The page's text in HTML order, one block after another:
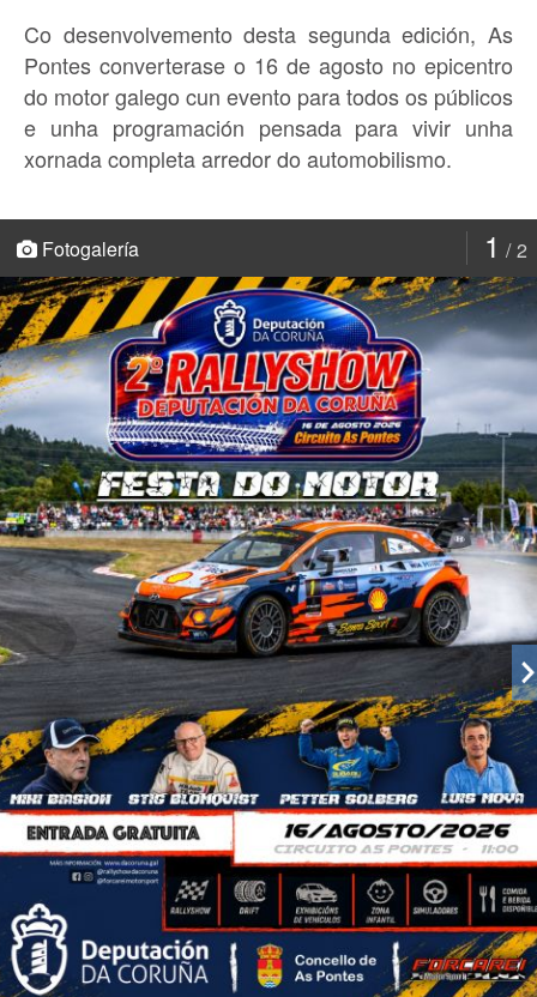
Co desenvolvemento desta segunda edición, As
Pontes converterase o 16 de agosto no epicentro
do motor galego cun evento para todos os públicos
e unha programación pensada para vivir unha
xornada completa arredor do automobilismo.
1 2
Fotogalería